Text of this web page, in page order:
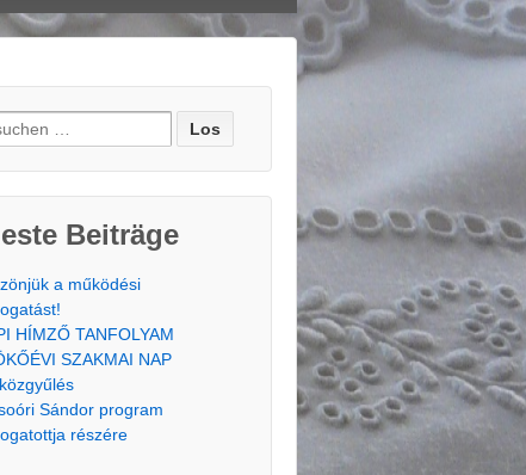
nach:
Beiträge
a működési
HÍMZŐ TANFOLYAM
SZAKMAI NAP
Sándor program
részére